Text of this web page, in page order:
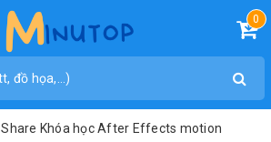
0
Share Khóa học After Effects motion